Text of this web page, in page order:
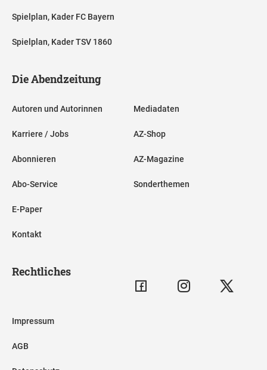
Spielplan, Kader FC Bayern
Spielplan, Kader TSV 1860
Die Abendzeitung
Autoren und Autorinnen
Karriere / Jobs
Abonnieren
Abo-Service
E-Paper
Kontakt
Mediadaten
AZ-Shop
AZ-Magazine
Sonderthemen
Rechtliches
Impressum
AGB